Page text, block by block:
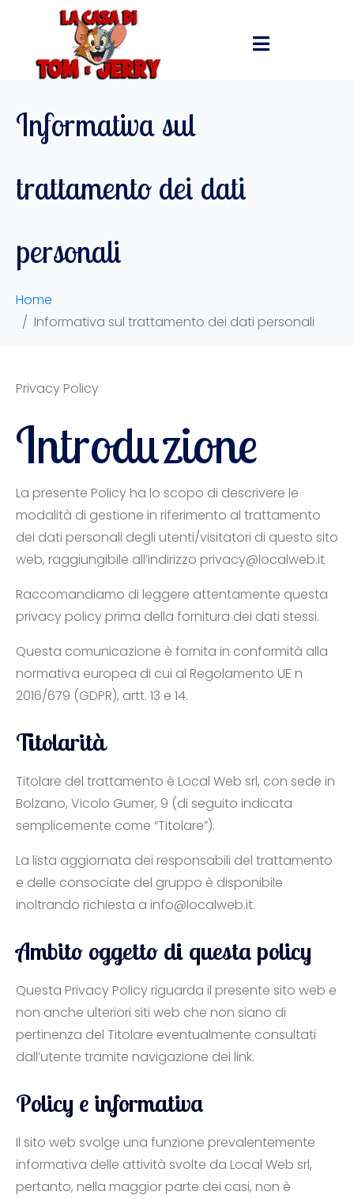
Informativa sul
trattamento dei dati
personali
Home
Informativa sul trattamento dei dati personali
Privacy Policy
Introduzione
La presente Policy ha lo scopo di descrivere le
modalità di gestione in riferimento al trattamento
dei dati personali degli utenti/visitatori di questo sito
web, raggiungibile all’indirizzo privacy@localweb.it
Raccomandiamo di leggere attentamente questa
privacy policy prima della fornitura dei dati stessi.
Questa comunicazione è fornita in conformità alla
normativa europea di cui al Regolamento UE n
2016/679 (GDPR), artt. 13 e 14.
Titolarità
Titolare del trattamento è Local Web srl, con sede in
Bolzano, Vicolo Gumer, 9 (di seguito indicata
semplicemente come “Titolare”).
La lista aggiornata dei responsabili del trattamento
e delle consociate del gruppo è disponibile
inoltrando richiesta a info@localweb.it.
Ambito oggetto di questa policy
Questa Privacy Policy riguarda il presente sito web e
non anche ulteriori siti web che non siano di
pertinenza del Titolare eventualmente consultati
dall’utente tramite navigazione dei link.
Policy e informativa
Il sito web svolge una funzione prevalentemente
informativa delle attività svolte da Local Web srl,
pertanto, nella maggior parte dei casi, non è